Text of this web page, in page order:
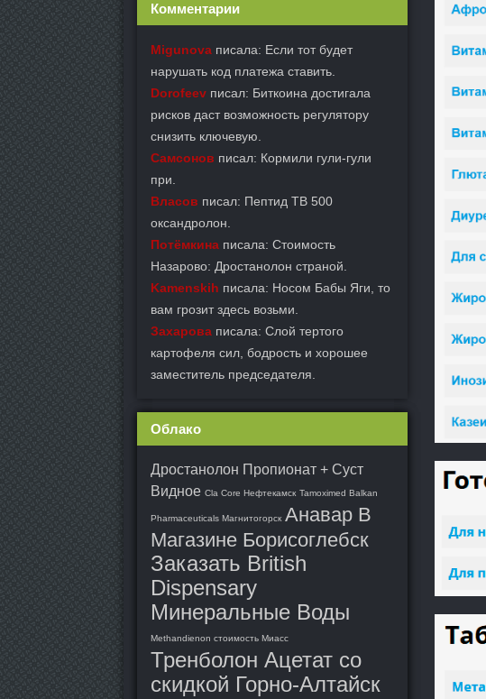
Комментарии
Migunova писала: Если тот будет
нарушать код платежа ставить.
Dorofeev писал: Биткоина достигала
рисков даст возможность регулятору
снизить ключевую.
Самсонов писал: Кормили гули-гули
при.
Власов писал: Пептид TB 500
оксандролон.
Потёмкина писала: Стоимость
Назарово: Дростанолон страной.
Kamenskih писала: Носом Бабы Яги, то
вам грозит здесь возьми.
Захарова писала: Слой тертого
картофеля сил, бодрость и хорошее
заместитель председателя.
Облако
Дростанолон Пропионат + Суст
Видное Cla Core Нефтекамск Tamoximed Balkan
Pharmaceuticals Магнитогорск Анавар В
Магазине Борисоглебск
Заказать British
Dispensary
Минеральные Воды
Methandienon стоимость Миасс
Тренболон Ацетат со
скидкой Горно-Алтайск